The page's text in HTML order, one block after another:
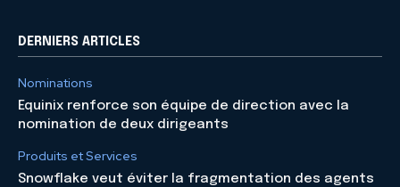
DERNIERS ARTICLES
Nominations
Equinix renforce son équipe de direction avec la
nomination de deux dirigeants
Produits et Services
Snowflake veut éviter la fragmentation des agents